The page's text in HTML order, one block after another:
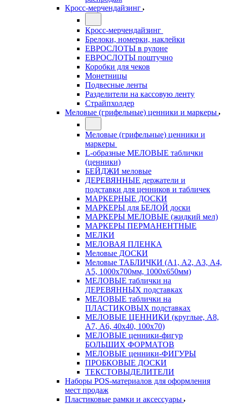
Кросс-мерчендайзинг
Кросс-мерчендайзинг
Брелоки, номерки, наклейки
ЕВРОСЛОТЫ в рулоне
ЕВРОСЛОТЫ поштучно
Коробки для чеков
Монетницы
Подвесные ленты
Разделители на кассовую ленту
Страйпхолдер
Меловые (грифельные) ценники и маркеры
Меловые (грифельные) ценники и
маркеры
L-образные МЕЛОВЫЕ таблички
(ценники)
БЕЙДЖИ меловые
ДЕРЕВЯННЫЕ держатели и
подставки для ценников и табличек
МАРКЕРНЫЕ ДОСКИ
МАРКЕРЫ для БЕЛОЙ доски
МАРКЕРЫ МЕЛОВЫЕ (жидкий мел)
МАРКЕРЫ ПЕРМАНЕНТНЫЕ
МЕЛКИ
МЕЛОВАЯ ПЛЕНКА
Меловые ДОСКИ
Меловые ТАБЛИЧКИ (А1, А2, А3, А4,
А5, 1000х700мм, 1000х650мм)
МЕЛОВЫЕ таблички на
ДЕРЕВЯННЫХ подставках
МЕЛОВЫЕ таблички на
ПЛАСТИКОВЫХ подставках
МЕЛОВЫЕ ЦЕННИКИ (круглые, А8,
А7, А6, 40х40, 100х70)
МЕЛОВЫЕ ценники-фигур
БОЛЬШИХ ФОРМАТОВ
МЕЛОВЫЕ ценники-ФИГУРЫ
ПРОБКОВЫЕ ДОСКИ
ТЕКСТОВЫДЕЛИТЕЛИ
Наборы POS-материалов для оформления
мест продаж
Пластиковые рамки и аксессуары